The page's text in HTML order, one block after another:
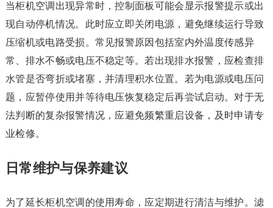
当柜机空调出现异常时，控制面板可能会显示报警提示或出
现自动停机情况。此时应立即关闭电源，避免继续运行导致
压缩机或电路受损。常见报警原因包括室内外温度传感异
常、排水不畅或电压不稳定等。若出现排水报警，应检查排
水管是否弯折或堵塞，并清理积水位置。若为电源或电压问
题，应暂停使用并等待电压恢复稳定后再尝试启动。对于无
法判断的复杂报警情况，应避免频繁重启设备，及时申请专
业检修。
日常维护与保养建议
为了延长柜机空调的使用寿命，应定期进行清洁与维护。滤